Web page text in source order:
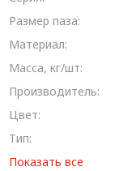
Размер паза:
Материал:
Масса, кг/шт:
Производитель:
Цвет:
Тип:
Показать все